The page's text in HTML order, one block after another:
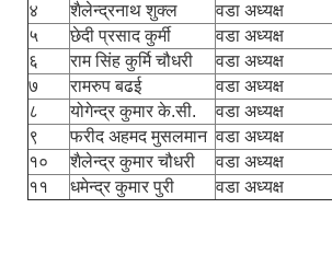
४
शैलेन्द्रनाथ शुक्ल वडा अध्यक्ष
५
छेदी प्रसाद कुर्मी वडा अध्यक्ष
६
राम सिंह कुर्मि चौधरी वडा अध्यक्ष
७
रामरुप बढई वडा अध्यक्ष
८
योगेन्द्र कुमार के.सी. वडा अध्यक्ष
९
फरीद अहमद मुसलमान वडा अध्यक्ष
१०
शैलेन्द्र कुमार चौधरी वडा अध्यक्ष
११
धमेन्द्र कुमार पुरी वडा अध्यक्ष